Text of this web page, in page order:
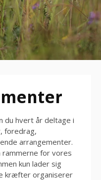
du hvert år deltage i
foredrag,
arrangementer.
rammerne for vores
kun lader sig
kræfter organiserer